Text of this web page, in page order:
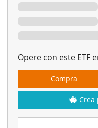
Opere con este ETF
Compra
Crea